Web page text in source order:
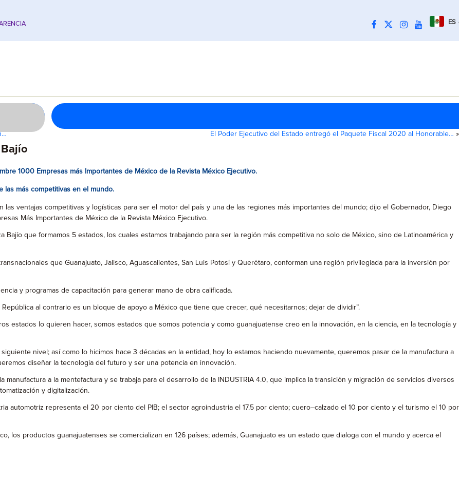
ES
El Poder Ejecutivo del Estado entregó el Paquete Fiscal 2020 al Honorable… »
1000 Empresas más Importantes de México de la Revista México Ejecutivo.
las más competitivas en el mundo.
las ventajas competitivas y logísticas para ser el motor del país y una de las regiones más importantes del mundo; dijo el Gobernador, Diego
Más Importantes de México de la Revista México Ejecutivo.
que formamos 5 estados, los cuales estamos trabajando para ser la región más competitiva no solo de México, sino de Latinoamérica y
que Guanajuato, Jalisco, Aguascalientes, San Luis Potosí y Querétaro, conforman una región privilegiada para la inversión por
y programas de capacitación para generar mano de obra calificada.
al contrario es un bloque de apoyo a México que tiene que crecer, qué necesitarnos; dejar de dividir”.
estados lo quieren hacer, somos estados que somos potencia y como guanajuatense creo en la innovación, en la ciencia, en la tecnología y
nivel; así como lo hicimos hace 3 décadas en la entidad, hoy lo estamos haciendo nuevamente, queremos pasar de la manufactura a
diseñar la tecnología del futuro y ser una potencia en innovación.
a la mentefactura y se trabaja para el desarrollo de la INDUSTRIA 4.0, que implica la transición y migración de servicios diversos
y digitalización.
automotriz representa el 20 por ciento del PIB; el sector agroindustria el 17.5 por ciento; cuero–calzado el 10 por ciento y el turismo el 10 por
los productos guanajuatenses se comercializan en 126 países; además, Guanajuato es un estado que dialoga con el mundo y acerca el